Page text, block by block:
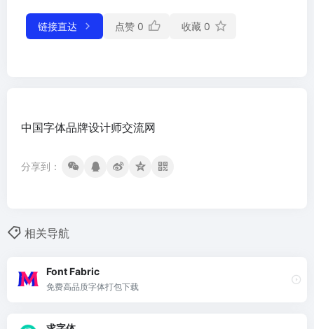
链接直达 点赞 0 收藏 0
中国字体品牌设计师交流网
分享到：
相关导航
Font Fabric
免费高品质字体打包下载